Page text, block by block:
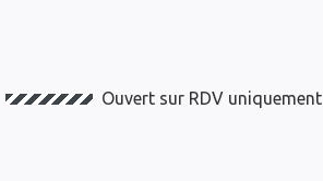
Ouvert sur RDV uniquement